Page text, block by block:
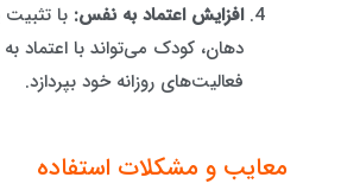
افزایش اعتماد به نفس: با تثبیت
دهان، کودک می‌تواند با اعتماد
فعالیت‌های روزانه خود بپردازد.
معایب و مشکلات استفاده